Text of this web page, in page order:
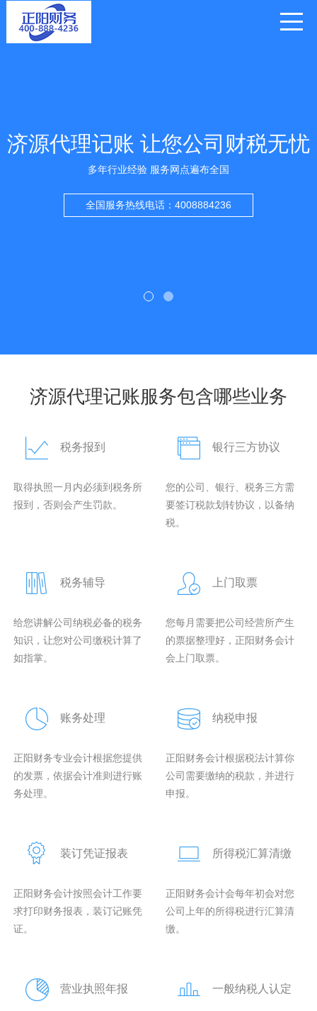
济源代理记账 让您公司财税无忧
多年行业经验 服务网点遍布全国
全国服务热线电话：4008884236
济源代理记账服务包含哪些业务
税务报到
取得执照一月内必须到税务所
报到，否则会产生罚款。
银行三方协议
您的公司、银行、税务三方需
要签订税款划转协议，以备纳
税。
税务辅导
给您讲解公司纳税必备的税务
知识，让您对公司缴税计算了
如指掌。
上门取票
您每月需要把公司经营所产生
的票据整理好，正阳财务会计
会上门取票。
账务处理
正阳财务专业会计根据您提供
的发票，依据会计准则进行账
务处理。
纳税申报
正阳财务会计根据税法计算你
公司需要缴纳的税款，并进行
申报。
装订凭证报表
正阳财务会计按照会计工作要
求打印财务报表，装订记账凭
证。
所得税汇算清缴
正阳财务会计会每年初会对您
公司上年的所得税进行汇算清
缴。
营业执照年报 一般纳税人认定